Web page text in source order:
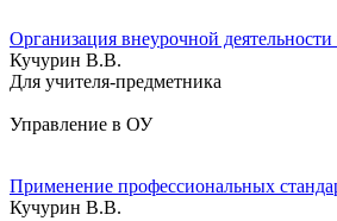
Организация внеурочной
Кучурин В.В.
Для учителя-предметника
Управление в ОУ
Применение профессиональных
Кучурин В.В.